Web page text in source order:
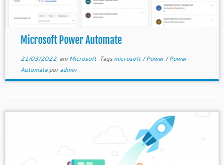
Microsoft Power Automate
21/03/2022em Microsoft Tags microsoft/Power/Power
Automateporadmin